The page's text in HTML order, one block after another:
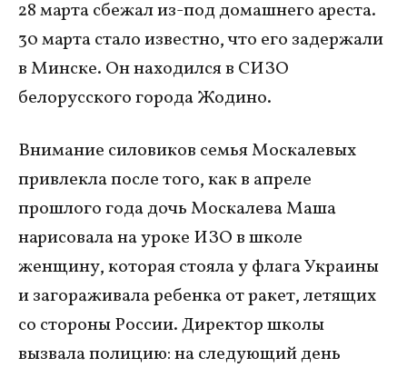
28 марта сбежал из-под домашнего ареста.
30 марта стало известно, что его задержали
в Минске. Он находился в СИЗО
белорусского города Жодино.
Внимание силовиков семья Москалевых
привлекла после того, как в апреле
прошлого года дочь Москалева Маша
нарисовала на уроке ИЗО в школе
женщину, которая стояла у флага Украины
и загораживала ребенка от ракет, летящих
со стороны России. Директор школы
вызвала полицию: на следующий день